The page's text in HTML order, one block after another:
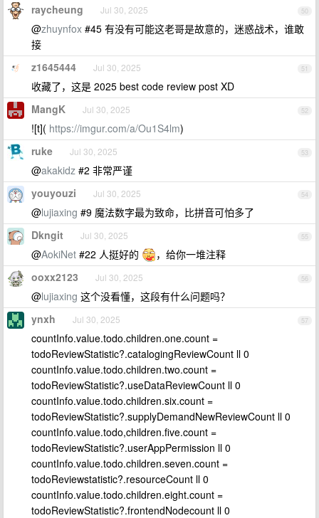
50
raycheung Jul 30, 2025
@zhuynfox #45 有没有可能这老哥是故意的，迷惑战术，谁敢
接
51
z1645444 Jul 30, 2025
收藏了，这是 2025 best code review post XD
52
MangK Jul 30, 2025
![t]( https://imgur.com/a/Ou1S4lm)
53
ruke Jul 30, 2025
@akakidz #2 非常严谨
54
youyouzi Jul 30, 2025
@lujiaxing #9 魔法数字最为致命，比拼音可怕多了
55
Dkngit Jul 30, 2025
@AokiNet #22 人挺好的 ，给你一堆注释
56
ooxx2123 Jul 30, 2025
@lujiaxing 这个没看懂，这段有什么问题吗？
57
ynxh Jul 30, 2025
countInfo.value.todo.children.one.count =
todoReviewStatistic?.catalogingReviewCount ll 0
countInfo.value.todo.children.two.count =
todoReviewStatistic?.useDataReviewCount ll 0
countInfo.value.todo.children.six.count =
todoReviewStatistic?.supplyDemandNewReviewCount ll 0
countInfo.value.todo,children.five.count =
todoReviewStatistic?.userAppPermission ll 0
countInfo.value.todo.children.seven.count =
todoReviewstatistic?.resourceCount ll 0
countInfo.value.todo.children.eight.count =
todoReviewStatistic?.frontendNodecount ll 0